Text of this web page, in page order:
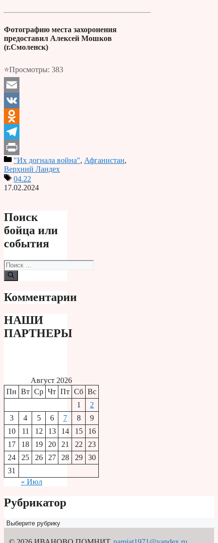
Фотографию места захоронения
предоставил Алексей Мошков
(г.Смоленск)
⭐Просмотры: 383
Email
VK
Odnoklassniki
Telegram
Print"Их догнала война", Афганистан,
Верхний Ландех
04.22
17.02.2024
Поиск
бойца или
события
Поиск:
Комментарии
НАШИ
ПАРТНЕРЫ
Август 2026
Пн Вт Ср Чт Пт Сб Вс
1
2
3
4 5 6 7 8
9
10
11 12 13 14 15
16
17
18 19 20 21 22
23
24
25 26 27 28 29
30
31
« Июл
Рубрикатор
Рубрикатор